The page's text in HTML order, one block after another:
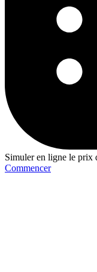
Simuler en ligne le prix
Commencer